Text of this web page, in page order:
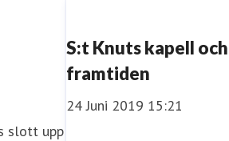
slott upp
S:t Knuts kapell
framtiden
24 Juni 2019 15:21